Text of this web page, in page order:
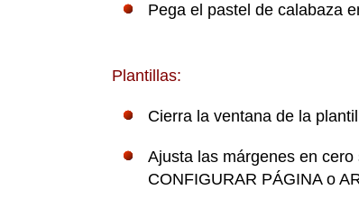
Pega el pastel de calabaza
Plantillas:
Cierra la ventana de la
Ajusta las márgenes en
CONFIGURAR PÁGINA o